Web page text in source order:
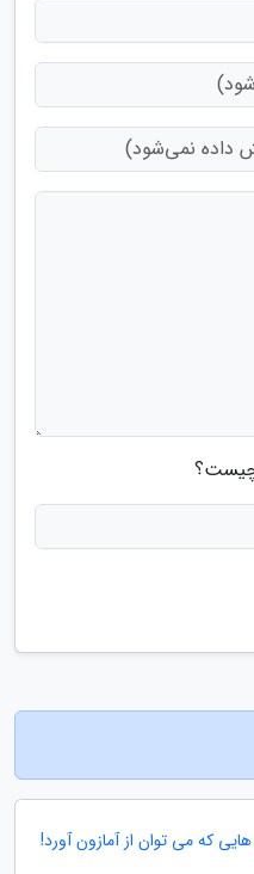
چیست؟
که می توان از آمازون آورد!